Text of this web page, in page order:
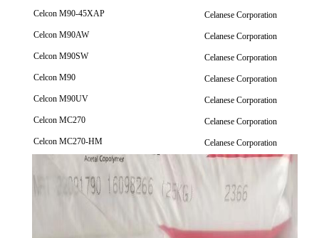
Celcon M90-45XAP
Celanese Corporation
Celcon M90AW
Celanese Corporation
Celcon M90SW
Celanese Corporation
Celcon M90
Celanese Corporation
Celcon M90UV
Celanese Corporation
Celcon MC270
Celanese Corporation
Celcon MC270-HM
Celanese Corporation